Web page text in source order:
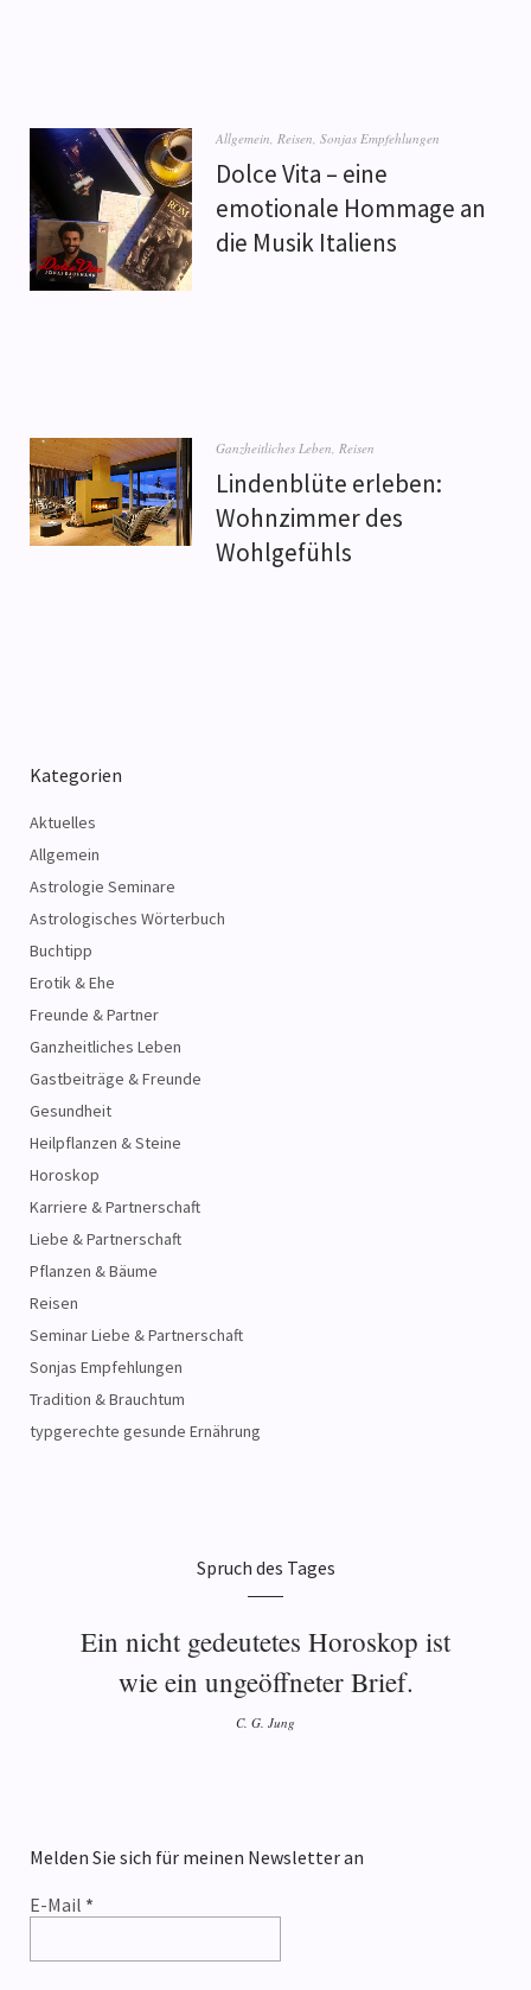
Allgemein Reisen ,Sonjas Empfehlungen
Dolce Vita – eine
emotionale Hommage an
die Musik Italiens
Ganzheitliches Leben Reisen
Lindenblüte erleben:
Wohnzimmer des
Wohlgefühls
Kategorien
Aktuelles
Allgemein
Astrologie Seminare
Astrologisches Wörterbuch
Buchtipp
Erotik & Ehe
Freunde & Partner
Ganzheitliches Leben
Gastbeiträge & Freunde
Gesundheit
Heilpflanzen & Steine
Horoskop
Karriere & Partnerschaft
Liebe & Partnerschaft
Pflanzen & Bäume
Reisen
Seminar Liebe & Partnerschaft
Sonjas Empfehlungen
Tradition & Brauchtum
typgerechte gesunde Ernährung
Spruch des Tages
Ein nicht gedeutetes Horoskop ist
wie ein ungeöffneter Brief.
C. G. Jung
Melden Sie sich für meinen Newsletter an
E-Mail *